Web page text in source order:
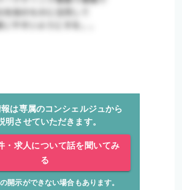
は専属のコンシェルジュから
明させていただきます。
・求人について話を聞いてみ
る
開示ができない場合もあります。